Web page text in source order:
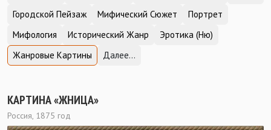
Городской Пейзаж
Мифический Сюжет
Портрет
Мифология
Исторический Жанр
Эротика (Ню)
Жанровые Картины
Далее...
КАРТИНА «ЖНИЦА»
Россия, 1875 год